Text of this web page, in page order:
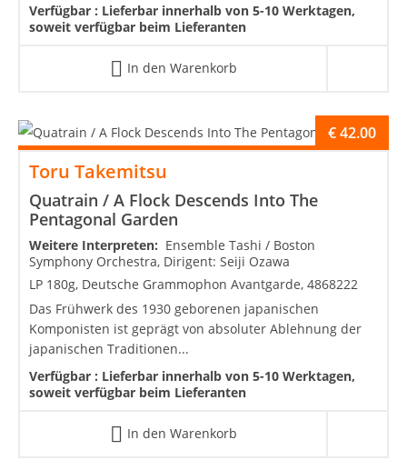
Verfügbar : Lieferbar innerhalb von 5-10 Werktagen,
soweit verfügbar beim Lieferanten
In den Warenkorb
Toru Takemitsu
Quatrain / A Flock Descends Into The
Pentagonal Garden
€42.00
Weitere Interpreten: Ensemble Tashi / Boston
Symphony Orchestra, Dirigent: Seiji Ozawa
LP 180g, Deutsche Grammophon Avantgarde, 4868222
Das Frühwerk des 1930 geborenen japanischen
Komponisten ist geprägt von absoluter Ablehnung der
japanischen Traditionen...
Verfügbar : Lieferbar innerhalb von 5-10 Werktagen,
soweit verfügbar beim Lieferanten
In den Warenkorb